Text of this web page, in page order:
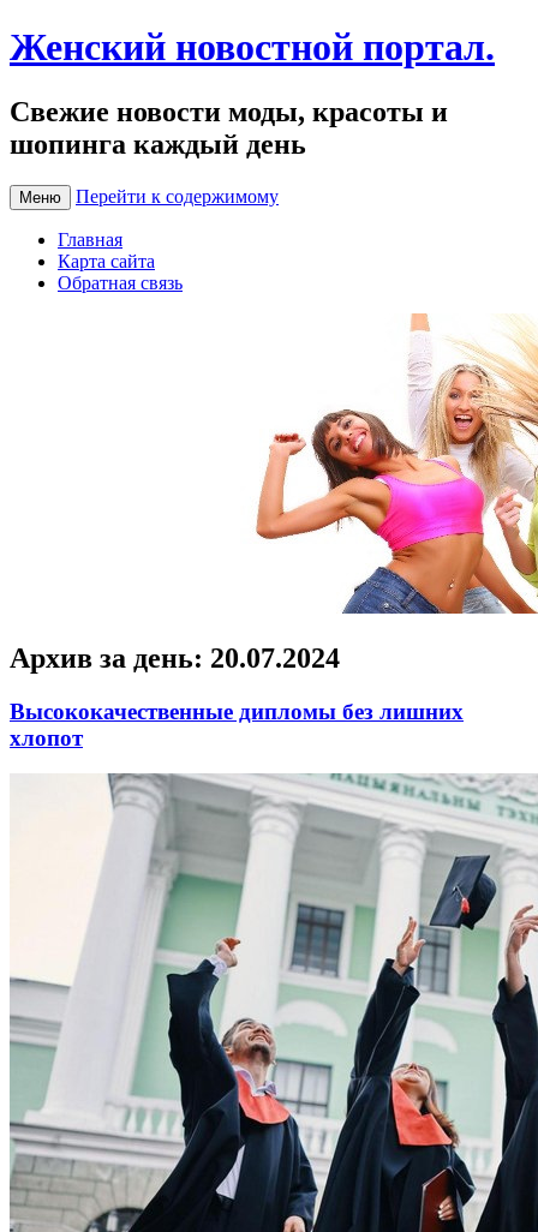
Женский новостной портал.
Свежие новости моды, красоты и
шопинга каждый день
Меню Перейти к содержимому
Главная
Карта сайта
Обратная связь
Архив за день: 20.07.2024
Высококачественные дипломы без лишних
хлопот